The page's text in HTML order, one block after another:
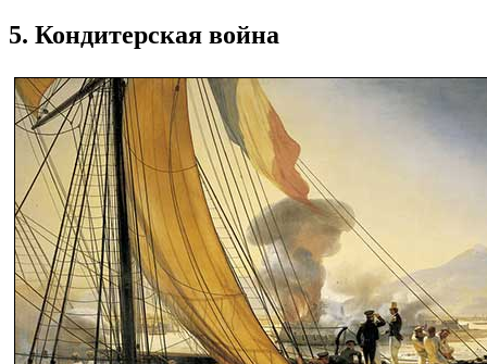
5. Кондитерская война